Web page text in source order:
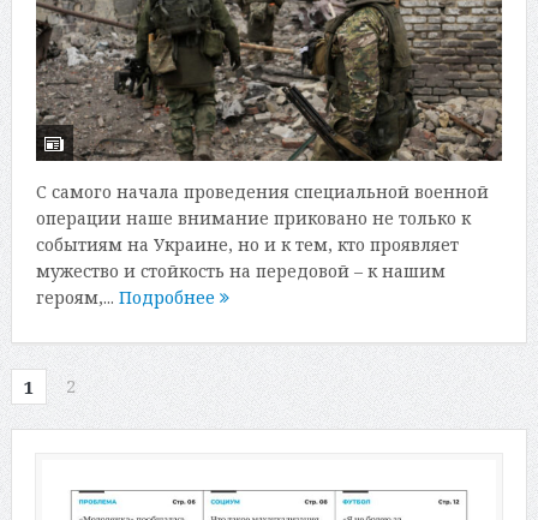
С самого начала проведения специальной военной
операции наше внимание приковано не только к
событиям на Украине, но и к тем, кто проявляет
мужество и стойкость на передовой – к нашим
героям,... Подробнее
1 2